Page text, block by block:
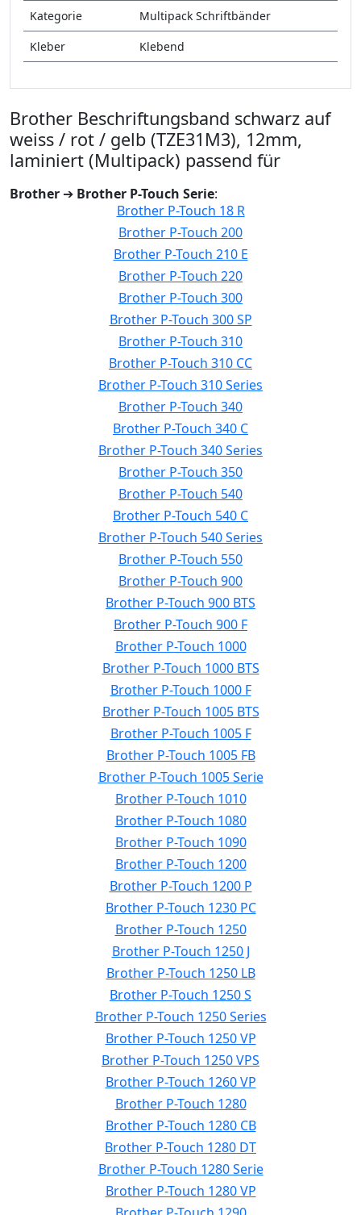
Kategorie
Multipack Schriftbänder
Kleber
Klebend
Brother Beschriftungsband schwarz auf
weiss / rot / gelb (TZE31M3), 12mm,
laminiert (Multipack) passend für
Brother ➔ Brother P-Touch Serie:
Brother P-Touch 18 R
Brother P-Touch 200
Brother P-Touch 210 E
Brother P-Touch 220
Brother P-Touch 300
Brother P-Touch 300 SP
Brother P-Touch 310
Brother P-Touch 310 CC
Brother P-Touch 310 Series
Brother P-Touch 340
Brother P-Touch 340 C
Brother P-Touch 340 Series
Brother P-Touch 350
Brother P-Touch 540
Brother P-Touch 540 C
Brother P-Touch 540 Series
Brother P-Touch 550
Brother P-Touch 900
Brother P-Touch 900 BTS
Brother P-Touch 900 F
Brother P-Touch 1000
Brother P-Touch 1000 BTS
Brother P-Touch 1000 F
Brother P-Touch 1005 BTS
Brother P-Touch 1005 F
Brother P-Touch 1005 FB
Brother P-Touch 1005 Serie
Brother P-Touch 1010
Brother P-Touch 1080
Brother P-Touch 1090
Brother P-Touch 1200
Brother P-Touch 1200 P
Brother P-Touch 1230 PC
Brother P-Touch 1250
Brother P-Touch 1250 J
Brother P-Touch 1250 LB
Brother P-Touch 1250 S
Brother P-Touch 1250 Series
Brother P-Touch 1250 VP
Brother P-Touch 1250 VPS
Brother P-Touch 1260 VP
Brother P-Touch 1280
Brother P-Touch 1280 CB
Brother P-Touch 1280 DT
Brother P-Touch 1280 Serie
Brother P-Touch 1280 VP